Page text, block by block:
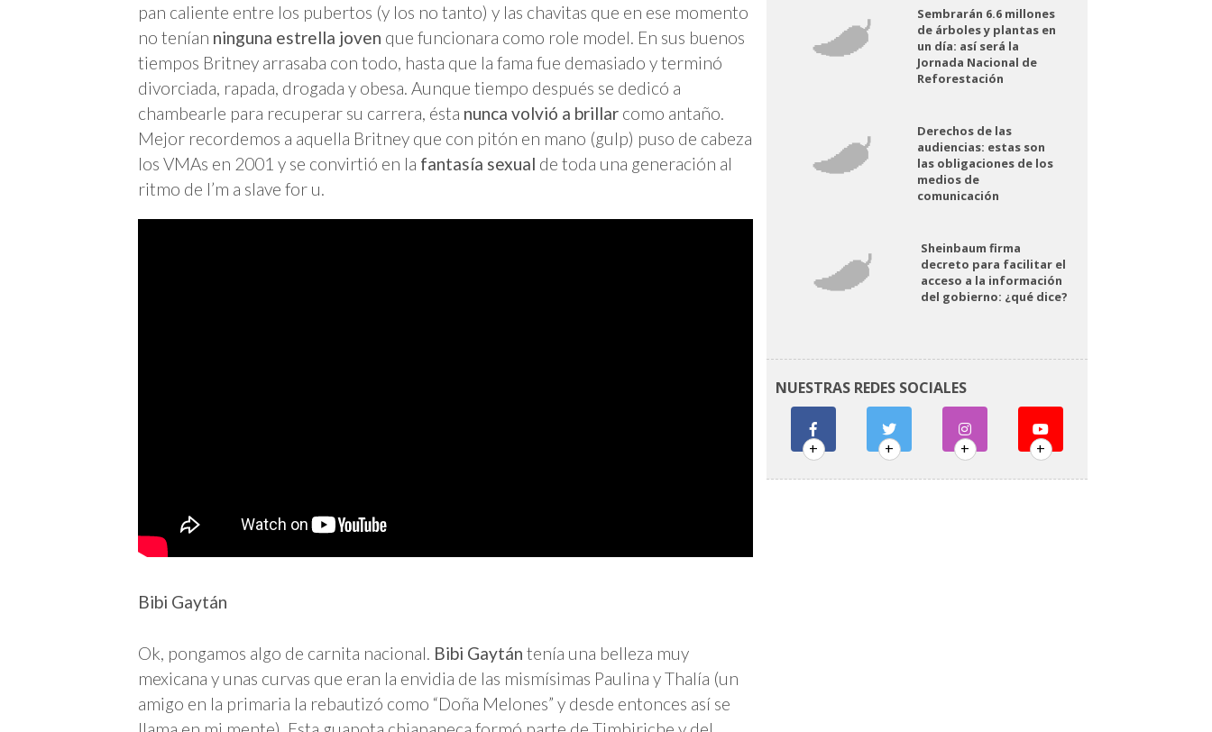
pan caliente entre los pubertos (y los no tanto) y las chavitas que en ese momento
no tenían ninguna estrella joven que funcionara como role model. En sus buenos
tiempos Britney arrasaba con todo, hasta que la fama fue demasiado y terminó
divorciada, rapada, drogada y obesa. Aunque tiempo después se dedicó a
chambearle para recuperar su carrera, ésta nunca volvió a brillar como antaño.
Mejor recordemos a aquella Britney que con pitón en mano (gulp) puso de cabeza
los VMAs en 2001 y se convirtió en la fantasía sexual de toda una generación al
ritmo de I’m a slave for u.
Bibi Gaytán
Ok, pongamos algo de carnita nacional. Bibi Gaytán tenía una belleza muy
mexicana y unas curvas que eran la envidia de las mismísimas Paulina y Thalía (un
amigo en la primaria la rebautizó como “Doña Melones” y desde entonces así se
Sembrarán 6.6 millones
de árboles y plantas en
un día: así será la
Jornada Nacional de
Reforestación
Derechos de las
audiencias: estas son
las obligaciones de los
medios de
comunicación
Sheinbaum firma
decreto para facilitar el
acceso a la información
del gobierno: ¿qué dice?
NUESTRAS REDES SOCIALES
+ + + +